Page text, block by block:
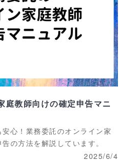
庭教師向けの確定申告マニ
心！業務委託のオンライン家
の方法を解説しています。
2025/6/4